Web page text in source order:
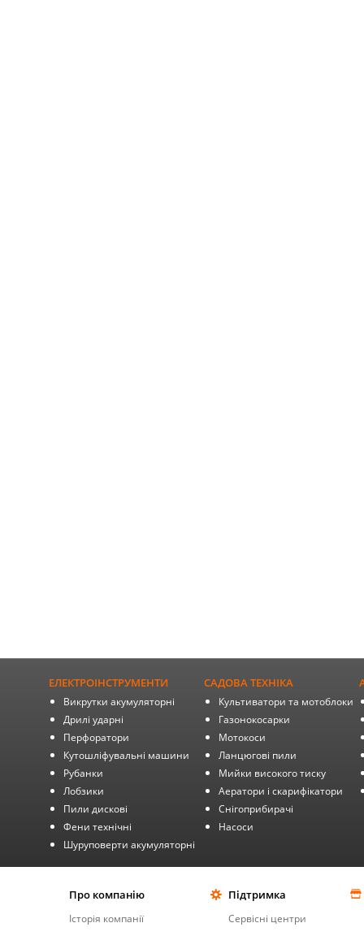
ЕЛЕКТРОІНСТРУМЕНТИ
Викрутки акумуляторні
Дрилі ударні
Перфоратори
Кутошліфувальні машини
Рубанки
Лобзики
Пили дискові
Фени технічні
Шуруповерти акумуляторні
САДОВА ТЕХНІКА
Культиватори та мотоблоки
Газонокосарки
Мотокоси
Ланцюгові пили
Мийки високого тиску
Аератори і скарифікатори
Снігоприбирачі
Насоси
Про компанію
Історія компанії
Підтримка
Сервісні центри